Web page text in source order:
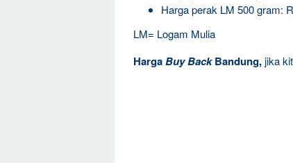
Harga perak LM 500 gram:
LM= Logam Mulia
HargaBuy BackBandung,jika